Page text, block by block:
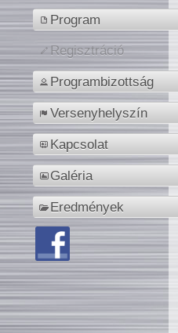
Program
Regisztráció
Programbizottság
Versenyhelyszín
Kapcsolat
Galéria
Eredmények